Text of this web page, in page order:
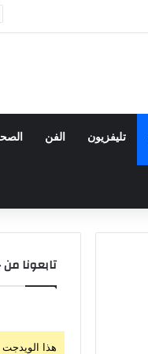
تليفزيون الفن
تابعونا من
هذا الويدجت